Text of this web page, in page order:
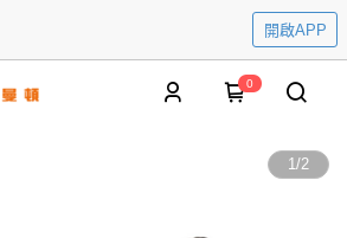
開啟APP
0
1/2